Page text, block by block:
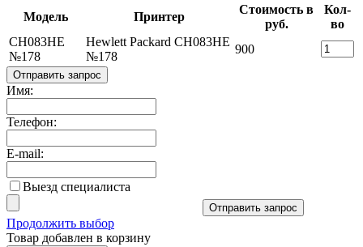
Модель
Принтер
Стоимость в
руб.
Кол-
во
CH083HE
№178
Hewlett Packard CH083HE
№178
900
Отправить запрос
Имя:
Телефон:
E-mail:
Выезд специалиста
Отправить запрос
Продолжить выбор
Товар добавлен в корзину